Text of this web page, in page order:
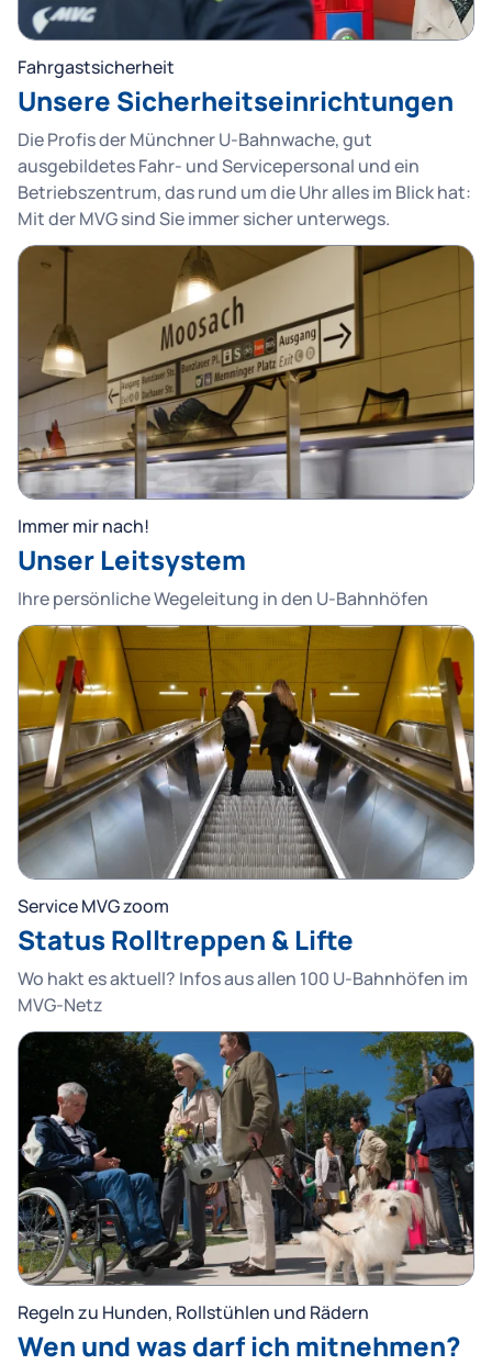
Fahrgastsicherheit
Unsere Sicherheitseinrichtungen
Die Profis der Münchner U-Bahnwache, gut
ausgebildetes Fahr- und Servicepersonal und ein
Betriebszentrum, das rund um die Uhr alles im Blick hat:
Mit der MVG sind Sie immer sicher unterwegs.
Immer mir nach!
Unser Leitsystem
Ihre persönliche Wegeleitung in den U-Bahnhöfen
Service MVG zoom
Status Rolltreppen & Lifte
Wo hakt es aktuell? Infos aus allen 100 U-Bahnhöfen im
MVG-Netz
Regeln zu Hunden, Rollstühlen und Rädern
Wen und was darf ich mitnehmen?